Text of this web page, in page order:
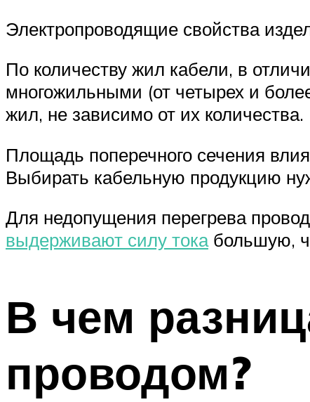
Электропроводящие свойства
По количеству жил кабели, в
многожильными (от четырех и
жил, не зависимо от их количества.
Площадь поперечного сечения
Выбирать кабельную продукцию
Для недопущения перегрева
выдерживают силу токабольшую,
В чем
проводом?